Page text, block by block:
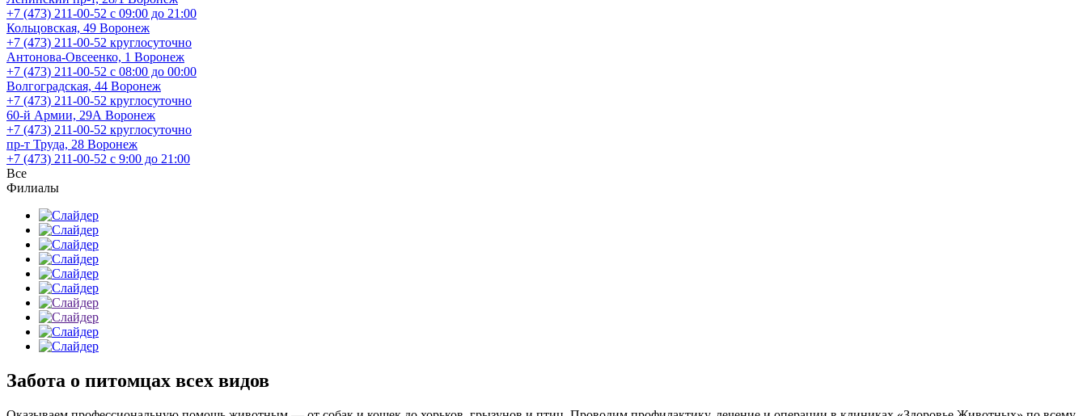
+7 (473) 211-00-52 с 09:00 до 21:00
Кольцовская, 49 Воронеж
+7 (473) 211-00-52 круглосуточно
Антонова-Овсеенко, 1 Воронеж
+7 (473) 211-00-52 с 08:00 до 00:00
Волгоградская, 44 Воронеж
+7 (473) 211-00-52 круглосуточно
60-й Армии, 29А Воронеж
+7 (473) 211-00-52 круглосуточно
пр-т Труда, 28 Воронеж
+7 (473) 211-00-52 c 9:00 до 21:00
Все
Филиалы
Забота о питомцах всех видов